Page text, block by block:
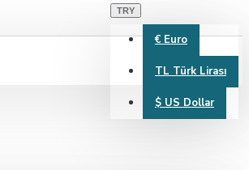
TRY
€ Euro
TL Türk Lirası
$ US Dollar